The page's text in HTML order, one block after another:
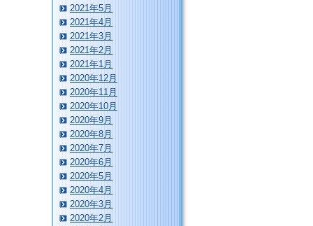
2021年5月
2021年4月
2021年3月
2021年2月
2021年1月
2020年12月
2020年11月
2020年10月
2020年9月
2020年8月
2020年7月
2020年6月
2020年5月
2020年4月
2020年3月
2020年2月